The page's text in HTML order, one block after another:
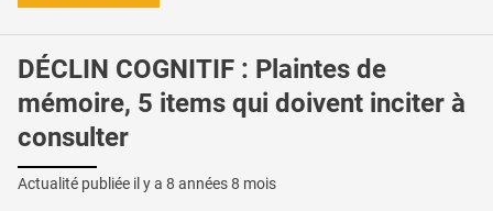
DÉCLIN COGNITIF : Plaintes de
mémoire, 5 items qui doivent inciter à
consulter
Actualité publiée il y a 8 années 8 mois